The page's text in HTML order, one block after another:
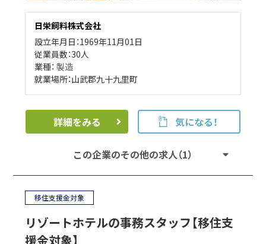
日栄飼料株式会社
設立年月日：1969年11月01日
従業員数：30人
業種：製造
就業場所：山武郡九十九里町
詳細をみる 気になる！
この企業のその他の求人（1）
移住支援金対象
リゾートホテルの事務スタッフ【移住支
援金対象】